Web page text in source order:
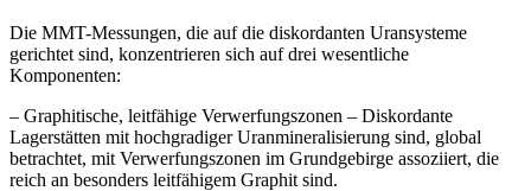
Die MMT-Messungen, die auf die diskordanten Uransysteme
gerichtet sind, konzentrieren sich auf drei wesentliche
Komponenten:
– Graphitische, leitfähige Verwerfungszonen – Diskordante
Lagerstätten mit hochgradiger Uranmineralisierung sind, global
betrachtet, mit Verwerfungszonen im Grundgebirge assoziiert, die
reich an besonders leitfähigem Graphit sind.